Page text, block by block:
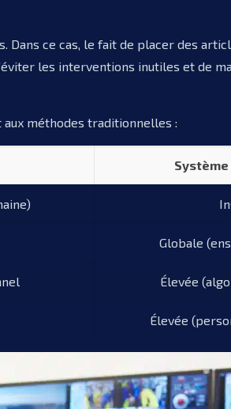
Dans ce cas, le fait de placer des
les interventions inutiles et de
méthodes traditionnelles :
Globale
Élevée
Élevée